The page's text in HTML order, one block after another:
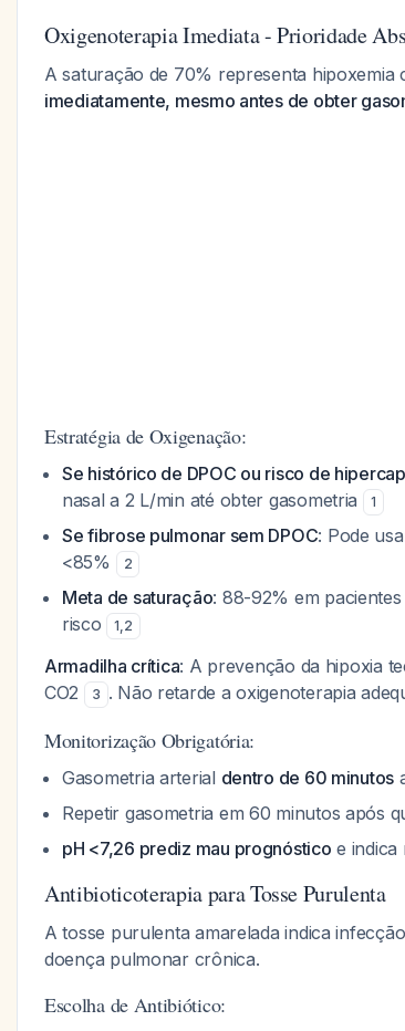
Oxigenoterapia Imediata - Prioridade
A saturação de 70% representa hipoxemia
imediatamente, mesmo antes de obter
Estratégia de Oxigenação:
Se histórico de DPOC ou risco de
nasal a 2 L/min até obter gasometria
1
Se fibrose pulmonar sem DPOC: Pode
<85%
2
Meta de saturação: 88-92% em
risco
1,2
Armadilha crítica: A prevenção da hipoxia
CO2
3 . Não retarde a oxigenoterapia
Monitorização Obrigatória:
Gasometria arterial dentro de 60 minutos
Repetir gasometria em 60 minutos após
pH <7,26 prediz mau prognóstico e indica
Antibioticoterapia para Tosse Purulenta
A tosse purulenta amarelada indica
doença pulmonar crônica.
Escolha de Antibiótico: